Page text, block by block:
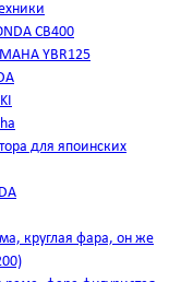
CB400
YBR125
для япоинских
круглая фара, он же